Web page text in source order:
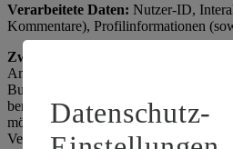
Verarbeitete Daten: Nutzer-ID,
Kommentare), Profilinformationen
Zweck:
Anfragen, Marketing (z. B. gezielte
Building. Insights-Daten werden von
bereitgestellt, sodass keine
möglich sind. Nähere Informationen zur
Verantwortlichkeit mit Meta Platforms
Datenschutz-